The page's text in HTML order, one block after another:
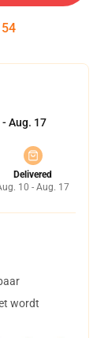
54
Aug. 17
Delivered
10 - Aug. 17
wordt